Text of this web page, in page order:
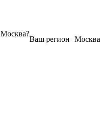
Москва
Ваш регион
Москва?